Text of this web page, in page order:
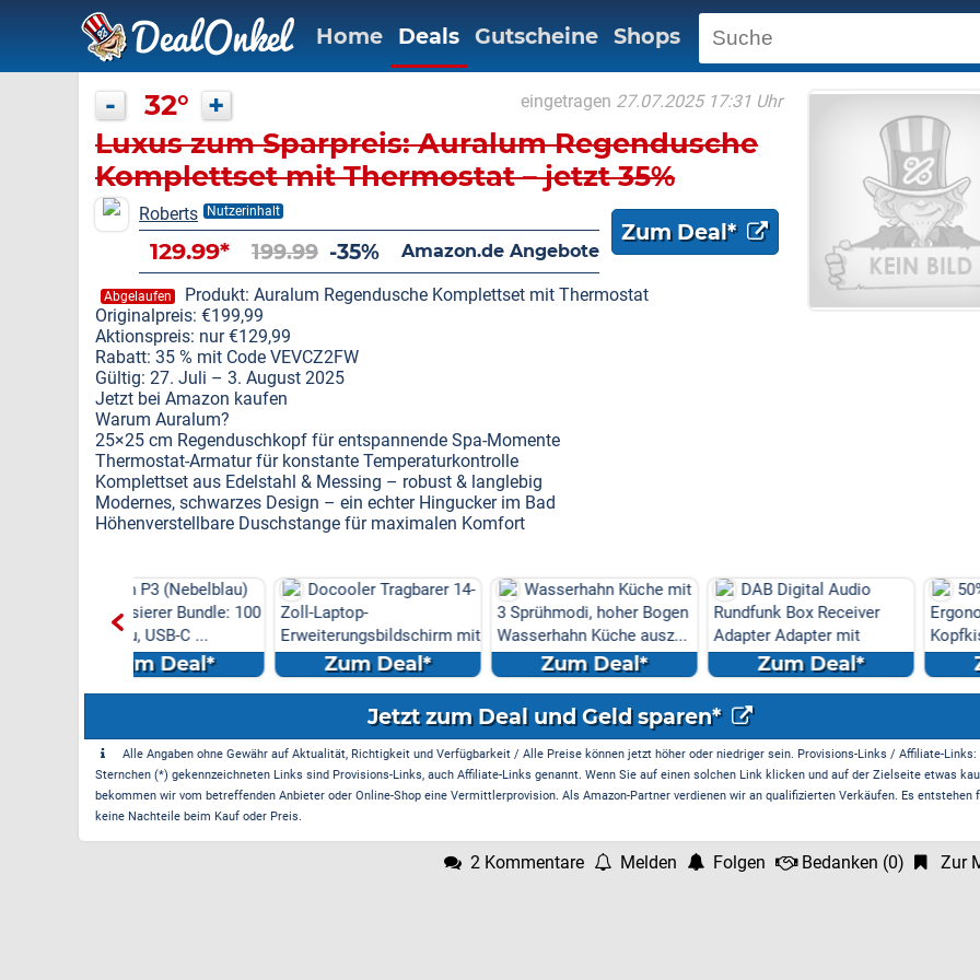
Home Deals Gutscheine Shops
- 32° + eingetragen 27.07.2025 17:31 Uhr
Luxus zum Sparpreis: Auralum Regendusche
Komplettset mit Thermostat – jetzt 35%
günstiger!
Roberts Nutzerinhalt
Zum Deal*
129.99* 199.99 -35% Amazon.de Angebote
Abgelaufen
Produkt: Auralum Regendusche Komplettset mit Thermostat
Originalpreis: €199,99
Aktionspreis: nur €129,99
Rabatt: 35 % mit Code VEVCZ2FW
Gültig: 27. Juli – 3. August 2025
Jetzt bei Amazon kaufen
Warum Auralum?
25×25 cm Regenduschkopf für entspannende Spa-Momente
Thermostat-Armatur für konstante Temperaturkontrolle
Komplettset aus Edelstahl & Messing – robust & langlebig
Modernes, schwarzes Design – ein echter Hingucker im Bad
Höhenverstellbare Duschstange für maximalen Komfort
Bundle: 100
Docooler Tragbarer 14-
Zoll-Laptop-
Erweiterungsbildschirm mit
DREI B...Zum Deal*
Wasserhahn Küche mit
3 Sprühmodi, hoher Bogen
Wasserhahn Küche ausz...
Zum Deal*
DAB Digital Audio
Rundfunk Box Receiver
Adapter Adapter mit
Antenn...Zum Deal*
50% off
Ergonomisches
Kopfkissen - Kissen für
SeitenZum Deal*
Jetzt zum Deal und Geld sparen*
Alle Angaben ohne Gewähr auf Aktualität, Richtigkeit und Verfügbarkeit / Alle Preise können jetzt höher oder niedriger sein. Provisions-Links / Affiliate-
Sternchen (*) gekennzeichneten Links sind Provisions-Links, auch Affiliate-Links genannt. Wenn Sie auf einen solchen Link klicken und auf der Zielseite etwas
bekommen wir vom betreffenden Anbieter oder Online-Shop eine Vermittlerprovision. Als Amazon-Partner verdienen wir an qualifizierten Verkäufen. Es entstehen
keine Nachteile beim Kauf oder Preis.
2 Kommentare Melden Folgen Bedanken (0) Zur